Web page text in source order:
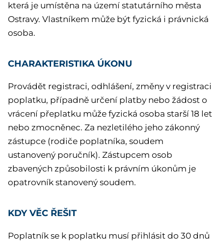
která je umístěna na území statutárního města
Ostravy. Vlastníkem může být fyzická i právnická
osoba.
CHARAKTERISTIKA ÚKONU
Provádět registraci, odhlášení, změny v registraci
poplatku, případně určení platby nebo žádost o
vrácení přeplatku může fyzická osoba starší 18 let
nebo zmocněnec. Za nezletilého jeho zákonný
zástupce (rodiče poplatníka, soudem
ustanovený poručník). Zástupcem osob
zbavených způsobilosti k právním úkonům je
opatrovník stanovený soudem.
KDY VĚC ŘEŠIT
Poplatník se k poplatku musí přihlásit do 30 dnů